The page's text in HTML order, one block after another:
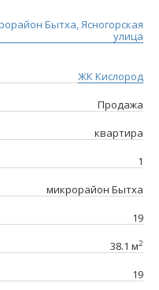
Бытха, Ясногорская
улица
ЖК Кислород
Продажа
квартира
1
микрорайон Бытха
19
38.1 м2
19